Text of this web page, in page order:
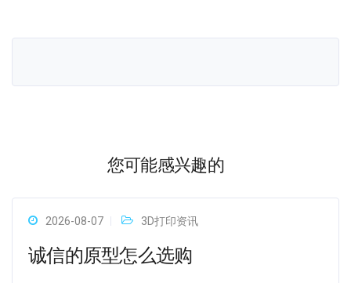
您可能感兴趣的
2026-08-07 3D打印资讯
诚信的原型怎么选购